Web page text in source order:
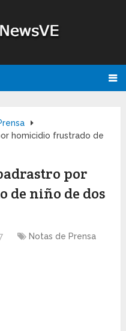
homicidio frustrado de
por
niño de dos
Notas de Prensa